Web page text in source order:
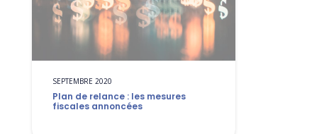
SEPTEMBRE 2020
Plan de relance : les mesures
fiscales annoncées